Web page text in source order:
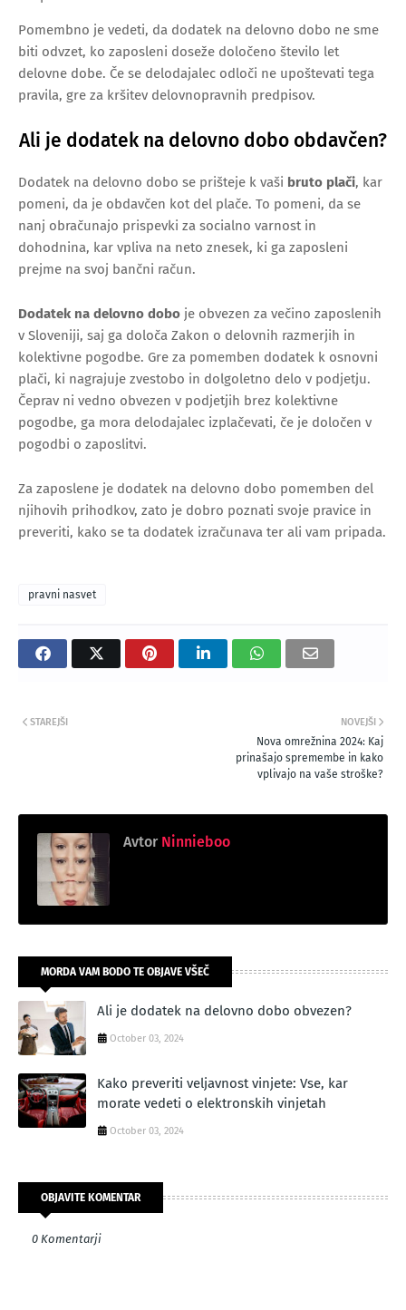
Pomembno je vedeti, da dodatek na delovno dobo ne sme
biti odvzet, ko zaposleni doseže določeno število let
delovne dobe. Če se delodajalec odloči ne upoštevati tega
pravila, gre za kršitev delovnopravnih predpisov.
Ali je dodatek na delovno dobo obdavčen?
Dodatek na delovno dobo se prišteje k vaši bruto plači, kar
pomeni, da je obdavčen kot del plače. To pomeni, da se
nanj obračunajo prispevki za socialno varnost in
dohodnina, kar vpliva na neto znesek, ki ga zaposleni
prejme na svoj bančni račun.
Dodatek na delovno dobo je obvezen za večino zaposlenih
v Sloveniji, saj ga določa Zakon o delovnih razmerjih in
kolektivne pogodbe. Gre za pomemben dodatek k osnovni
plači, ki nagrajuje zvestobo in dolgoletno delo v podjetju.
Čeprav ni vedno obvezen v podjetjih brez kolektivne
pogodbe, ga mora delodajalec izplačevati, če je določen v
pogodbi o zaposlitvi.
Za zaposlene je dodatek na delovno dobo pomemben del
njihovih prihodkov, zato je dobro poznati svoje pravice in
preveriti, kako se ta dodatek izračunava ter ali vam pripada.
pravni nasvet
NOVEJŠI
Nova omrežnina 2024: Kaj
prinašajo spremembe in kako
vplivajo na vaše stroške?
STAREJŠI
Avtor Ninnieboo
MORDA VAM BODO TE OBJAVE VŠEČ
Ali je dodatek na delovno dobo obvezen?
October 03, 2024
Kako preveriti veljavnost vinjete: Vse, kar
morate vedeti o elektronskih vinjetah
October 03, 2024
OBJAVITE KOMENTAR
0 Komentarji